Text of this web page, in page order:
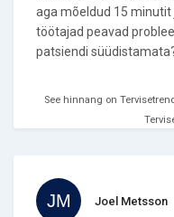
aga mõeldud 15
töötajad peavad
patsiendi
See hinnang on
Joel Metsson